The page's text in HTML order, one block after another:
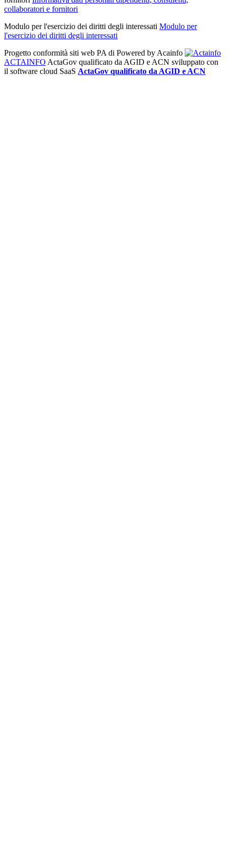
collaboratori e fornitori
Modulo per l'esercizio dei diritti degli interessati Modulo per
l'esercizio dei diritti degli interessati
Progetto conformità siti web PA di Powered by Acainfo
ACTAINFO ActaGov qualificato da AGID e ACN sviluppato con
il software cloud SaaS ActaGov qualificato da AGID e ACN